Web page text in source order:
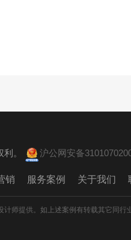
。 沪公网安备
销 服务案例 关于我们
师提供。如上述案例有转载其它同行